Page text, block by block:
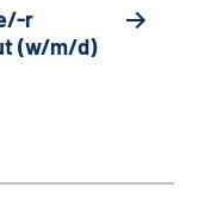
r
(w/m/d)